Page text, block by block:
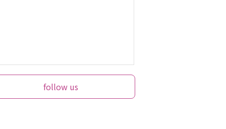
follow us